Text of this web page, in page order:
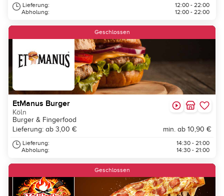
Lieferung:
Abholung:
12:00 - 22:00
12:00 - 22:00
Geschlossen
EtManus Burger
Köln
Burger & Fingerfood
Lieferung: ab 3,00 €
min. ab 10,90 €
Lieferung:
Abholung:
14:30 - 21:00
14:30 - 21:00
Geschlossen